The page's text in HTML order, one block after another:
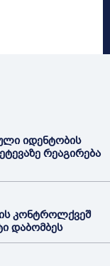
იდენტობის
რეაგირება
კონტროლქვეშ
დაბომბეს